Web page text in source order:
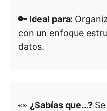
🔑 Ideal para:
con un enfoque
datos.
👀 ¿Sabías que...?